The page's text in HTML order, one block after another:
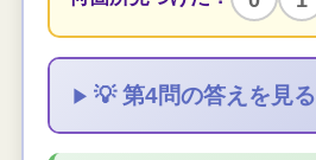
💡 第4問の答えを見る